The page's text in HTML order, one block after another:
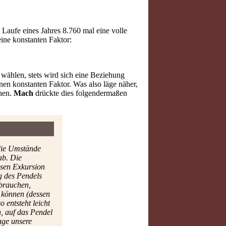
eines Jahres 8.760 mal eine volle
konstanten Faktor:
stets wird sich eine Beziehung
konstanten Faktor. Was also läge näher,
Mach drückte dies folgendermaßen
Umstände
Die
Exkursion
Pendels
(dessen
entsteht leicht
auf das Pendel
unsere